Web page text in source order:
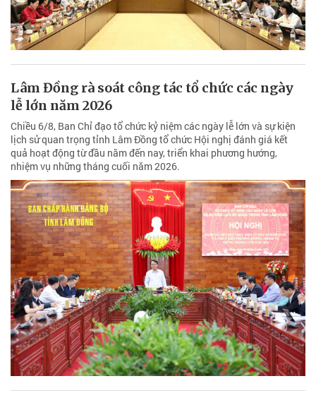
Lâm Đồng rà soát công tác tổ chức các ngày
lễ lớn năm 2026
Chiều 6/8, Ban Chỉ đạo tổ chức kỷ niệm các ngày lễ lớn và sự kiện
lịch sử quan trọng tỉnh Lâm Đồng tổ chức Hội nghị đánh giá kết
quả hoạt động từ đầu năm đến nay, triển khai phương hướng,
nhiệm vụ những tháng cuối năm 2026.